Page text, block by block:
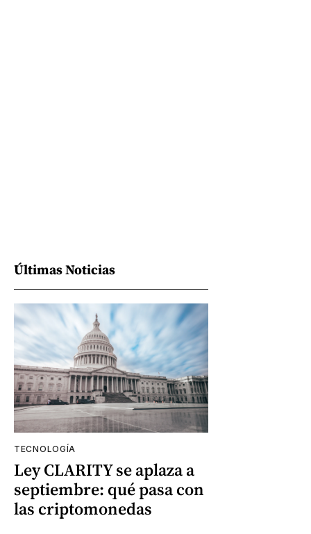
Últimas Noticias
TECNOLOGÍA
Ley CLARITY se aplaza a
septiembre: qué pasa con
las criptomonedas